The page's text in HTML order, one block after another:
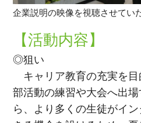
企業説明の映像を視聴させてい
【活動内容】
◎狙い
キャリア教育の充実を目
部活動の練習や大会へ出
ら、より多くの生徒がイ